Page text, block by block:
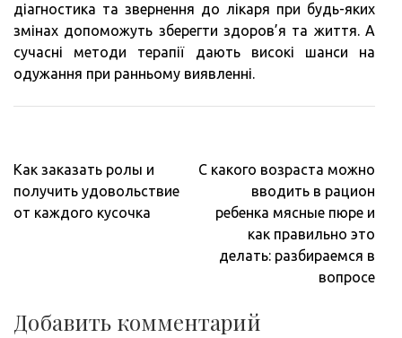
діагностика та звернення до лікаря при будь-яких
змінах допоможуть зберегти здоров’я та життя. А
сучасні методи терапії дають високі шанси на
одужання при ранньому виявленні.
Навигация
по
записям
Как заказать ролы и
получить удовольствие
от каждого кусочка
С какого возраста можно
вводить в рацион
ребенка мясные пюре и
как правильно это
делать: разбираемся в
вопросе
Добавить комментарий